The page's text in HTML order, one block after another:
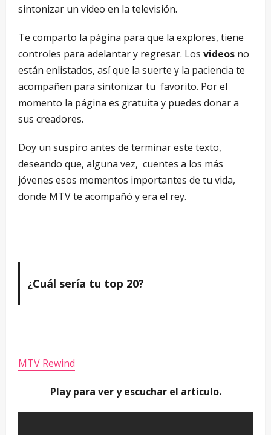
sintonizar un video en la televisión.
Te comparto la página para que la explores, tiene
controles para adelantar y regresar. Los videos no
están enlistados, así que la suerte y la paciencia te
acompañen para sintonizar tu favorito. Por el
momento la página es gratuita y puedes donar a
sus creadores.
Doy un suspiro antes de terminar este texto,
deseando que, alguna vez, cuentes a los más
jóvenes esos momentos importantes de tu vida,
donde MTV te acompañó y era el rey.
¿Cuál sería tu top 20?
MTV Rewind
Play para ver y escuchar el artículo.